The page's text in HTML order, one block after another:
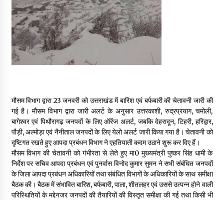
May 14, 2022
Thought Of The Day 13 May
May 12, 2022
Thought Of The Day 11 May
May 11, 2022
Thought Of The Day 10 May
May 10, 2022
मौसम विभाग द्वारा 23 जनवरी को उत्तराखंड में बारिश एवं बर्फबारी की चेतावनी जारी की
गई है। मौसम विभाग द्वारा जारी अलर्ट के अनुसार उत्तरकाशी, रुद्रप्रयाग, चमोली,
बागेश्वर एवं पिथौरागढ़ जनपदों के लिए ऑरेंज अलर्ट, जबकि देहरादून, टिहरी, हरिद्वार,
पौड़ी, अल्मोड़ा एवं नैनीताल जनपदों के लिए येलो अलर्ट जारी किया गया है। चेतावनी को
दृष्टिगत रखते हुए आपदा प्रबंधन विभाग ने एहतियाती कदम उठाने शुरू कर दिए हैं।
मौसम विभाग की चेतावनी को गंभीरता से लेते हुए मा0 मुख्यमंत्री पुष्कर सिंह धामी के
निर्देश पर सचिव आपदा प्रबंधन एवं पुनर्वास विनोद कुमार सुमन ने सभी संबंधित जनपदों
के जिला आपदा प्रबंधन अधिकारियों तथा संबंधित विभागों के अधिकारियों के साथ समीक्षा
बैठक की। बैठक में संभावित बारिश, बर्फबारी, पाला, शीतलहर एवं उससे उत्पन्न होने वाली
परिस्थितियों के मद्देनजर जनपदों की तैयारियों की विस्तृत समीक्षा की गई तथा किसी भी